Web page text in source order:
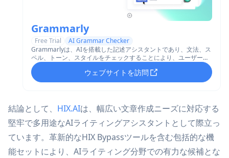
Grammarly
Free Trial
AI Grammar Checker
Grammarlyは、AIを搭載した記述アシスタントであり、文法、ス
ペル、トーン、スタイルをチェックすることにより、ユーザーが
記述を改善するのに役立ち、さまざまなプラットフォームおよび
アプリケーションでリアルタイムの提案を提供します。
ウェブサイトを訪問
結論として、 HIX.AIは、幅広い文章作成ニーズに対応する
堅牢で多用途なAIライティングアシスタントとして際立っ
ています。革新的なHIX Bypassツールを含む包括的な機
能セットにより、AIライティング分野での有力な候補とな